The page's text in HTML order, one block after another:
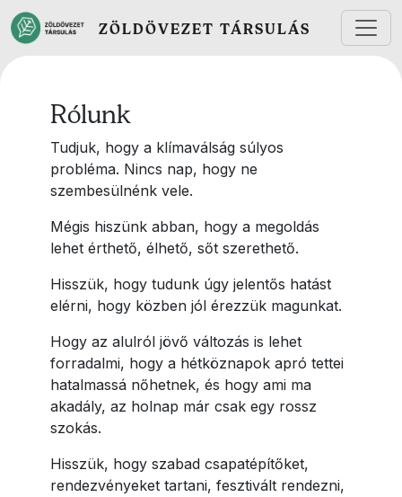
Ugrás a tartalomra
ZÖLDÖVEZET TÁRSULÁS
Rólunk
Tudjuk, hogy a klímaválság súlyos
probléma. Nincs nap, hogy ne
szembesülnénk vele.
Mégis hiszünk abban, hogy a megoldás
lehet érthető, élhető, sőt szerethető.
Hisszük, hogy tudunk úgy jelentős hatást
elérni, hogy közben jól érezzük magunkat.
Hogy az alulról jövő változás is lehet
forradalmi, hogy a hétköznapok apró tettei
hatalmassá nőhetnek, és hogy ami ma
akadály, az holnap már csak egy rossz
szokás.
Hisszük, hogy szabad csapatépítőket,
rendezvényeket tartani, fesztivált rendezni,